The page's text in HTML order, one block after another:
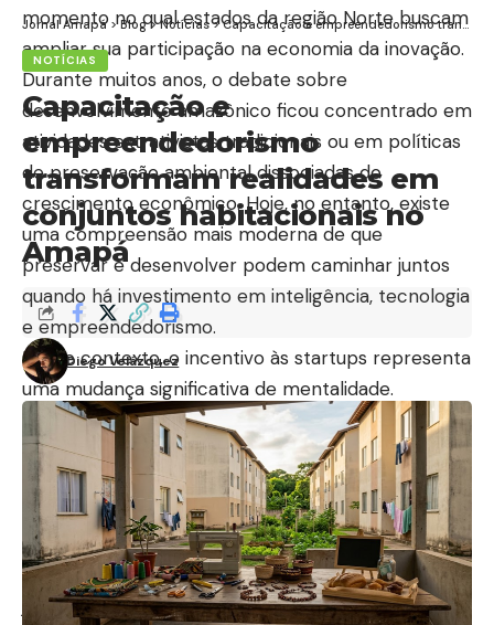
momento no qual estados da região Norte buscam
ampliar sua participação na economia da inovação.
Durante muitos anos, o debate sobre
desenvolvimento amazônico ficou concentrado em
atividades extrativistas tradicionais ou em políticas
de preservação ambiental dissociadas do
crescimento econômico. Hoje, no entanto, existe
uma compreensão mais moderna de que
preservar e desenvolver podem caminhar juntos
quando há investimento em inteligência, tecnologia
e empreendedorismo.
Nesse contexto, o incentivo às startups representa
uma mudança significativa de mentalidade.
Pequenas empresas inovadoras possuem maior
flexibilidade para criar soluções voltadas às
necessidades locais, especialmente em áreas
ligadas à biodiversidade, agricultura sustentável,
logística regional, energia limpa e transformação
digital. O Amapá possui um potencial estratégico
justamente por reunir enorme riqueza ambiental e
Jornal Amapá>Blog>Notícias>Capacitação e empreendedorismo transformam realidades em conjuntos habitacionais no Amapá
NOTÍCIAS
Capacitação e
empreendedorismo
transformam realidades em
conjuntos habitacionais no
Amapá
Diego Velázquez